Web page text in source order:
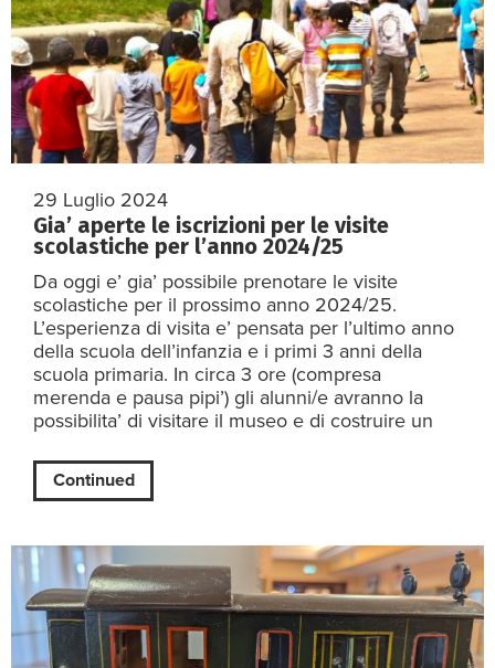
29 Luglio 2024
Gia’ aperte le iscrizioni per le visite
scolastiche per l’anno 2024/25
Da oggi e’ gia’ possibile prenotare le visite
scolastiche per il prossimo anno 2024/25.
L’esperienza di visita e’ pensata per l’ultimo anno
della scuola dell’infanzia e i primi 3 anni della
scuola primaria. In circa 3 ore (compresa
merenda e pausa pipi’) gli alunni/e avranno la
possibilita’ di visitare il museo e di costruire un
Continued